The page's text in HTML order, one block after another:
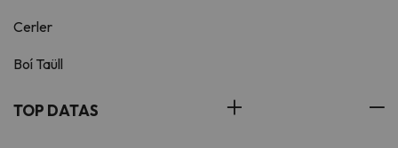
Cerler
Boí Taüll
TOP DATAS